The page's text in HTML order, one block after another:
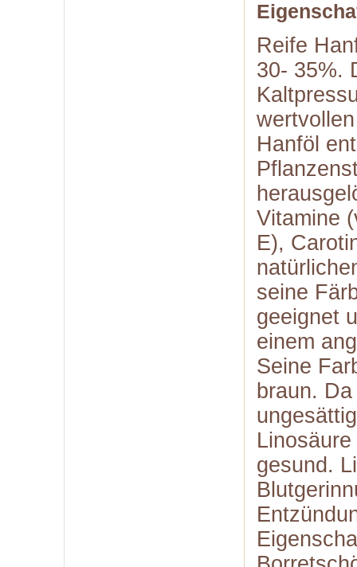
Reife
30- 35%.
Hanföl
Vitamine
E),
seine
geeignet
einem
Seine
braun.
gesund.